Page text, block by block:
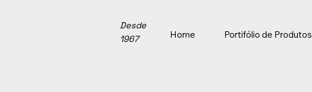
Home Portifólio de Produtos
Desde
1967